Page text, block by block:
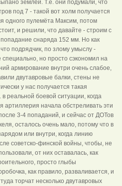
землёй. Т.е. они подумали, что
под 7 - такой вот холм получается
одного пулемёта Максим, потом
и решили, что давайте - строим с
снаряда 152 мм. Но как
подрядчик, по злому умыслу -
но просто сэкономил на
армирование внутри очень слабое,
двутавровые балки, стены не
у нас получается такая
реальной боевой ситуации, когда
артиллерия начала обстреливать эти
3-4 попаданий, и сейчас от ДОТов
осталось очень мало, потому что в
или внутри, когда линию
советско-финской войны, чтобы, не
от них оставалась, как
просто глыбы
как правило, разваливается, и
торчат несколько двутавровых